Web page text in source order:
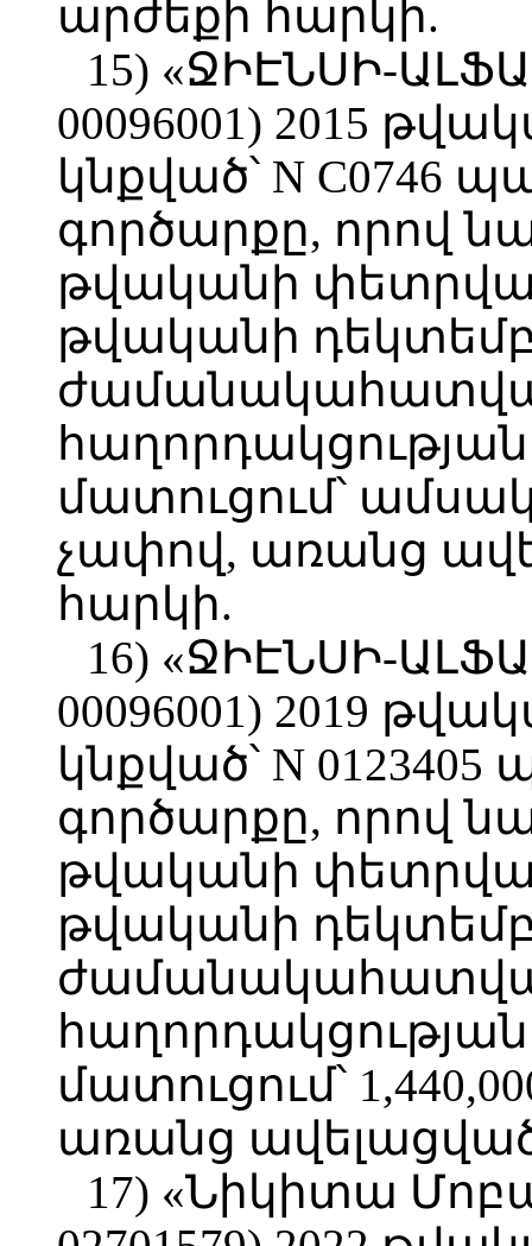
արժեքի հարկի.
15) «ՋԻԷՆՍԻ-
00096001) 2015
կնքված՝ N C0746
գործարքը, որով
թվականի
թվականի
հաղորդակցության
մատուցում՝
չափով, առանց
հարկի.
16) «ՋԻԷՆՍԻ-
00096001) 2019
կնքված՝ N
գործարքը, որով
թվականի
թվականի
հաղորդակցության
մատուցում՝
առանց
17) «Նիկիտա